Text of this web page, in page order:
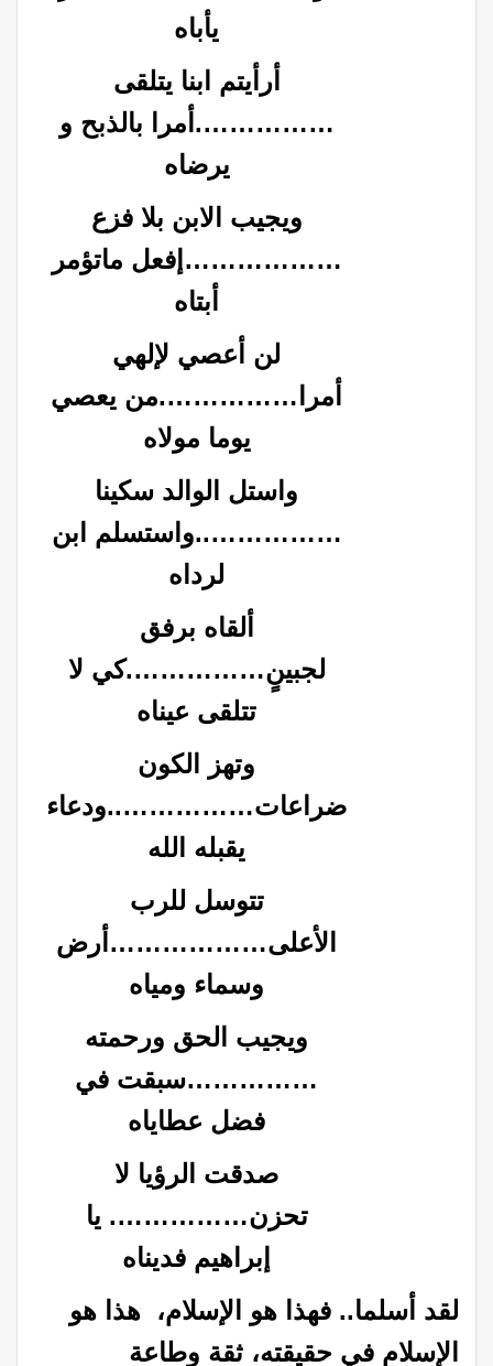
يأباه
أرأيتم ابنا يتلقى
…………….أمرا بالذبح و
يرضاه
ويجيب الابن بلا فزع
………………إفعل ماتؤمر
أبتاه
لن أعصي لإلهي
أمرا…………….من يعصي
يوما مولاه
واستل الوالد سكينا
……………..واستسلم ابن
لرداه
ألقاه برفق
لجبينٍ…………….كي لا
تتلقى عيناه
وتهز الكون
ضراعات……………..ودعاء
يقبله الله
تتوسل للرب
الأعلى………………أرض
وسماء ومياه
ويجيب الحق ورحمته
……………سبقت في
فضل عطاياه
صدقت الرؤيا لا
تحزن……………. يا
إبراهيم فديناه
لقد أسلما.. فهذا هو الإسلام، هذا هو
الإسلام في حقيقته، ثقة وطاعة